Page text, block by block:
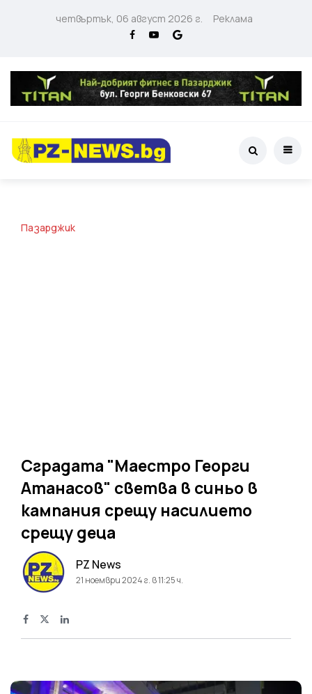
четвъртък, 06 август 2026 г. Реклама
Пазарджик
Сградата "Маестро Георги
Атанасов" светва в синьо в
кампания срещу насилието
срещу деца
PZ News
21 ноември 2024 г. в 11:25 ч.